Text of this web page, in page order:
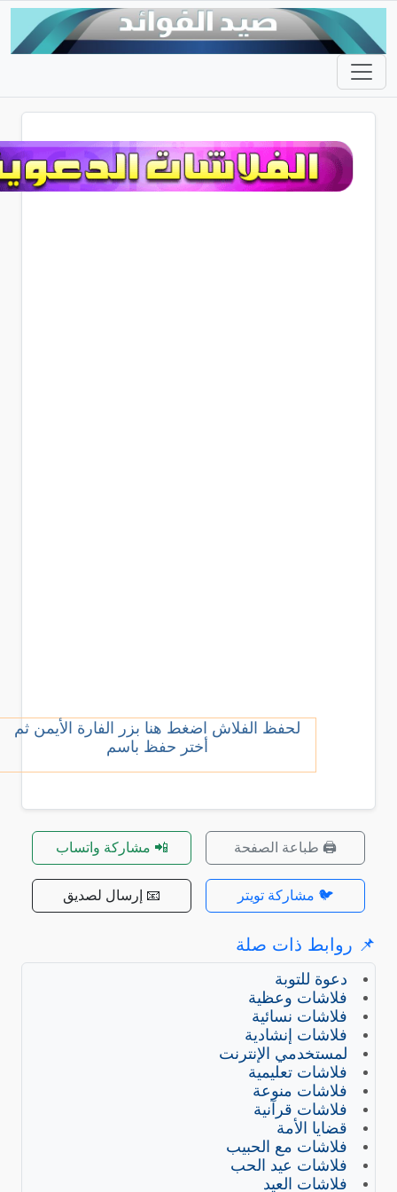
لحفظ الفلاش اضغط هنا بزر الفارة الأيمن ثم
أختر حفظ باسم
🖨️ طباعة الصفحة 📲 مشاركة واتساب
🐦 مشاركة تويتر 📧 إرسال لصديق
ذات صلة
دعوة للتوبة
فلاشات وعظية
فلاشات نسائية
فلاشات إنشادية
لمستخدمي الإنترنت
فلاشات تعليمية
فلاشات منوعة
فلاشات قرآنية
قضايا الأمة
فلاشات مع الحبيب
فلاشات عيد الحب
فلاشات العيد